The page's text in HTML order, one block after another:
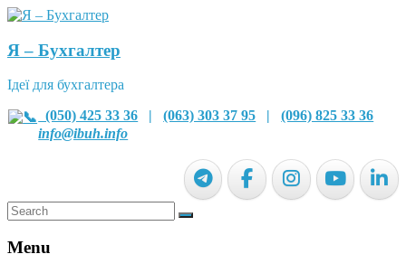
Я – Бухгалтер
Ідеї для бухгалтера
(050) 425 33 36 |(063) 303 37 95 |(096) 825 33 36
info@ibuh.info
Menu